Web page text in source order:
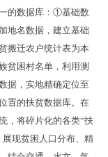
的数据库：①基础数
地名数据，建立基础
搬迁农户统计表为本
贫困村名单，利用测
据，实地精确定位至
置的扶贫数据库。在
，将碎片化的各类“扶
现贫困人口分布、精